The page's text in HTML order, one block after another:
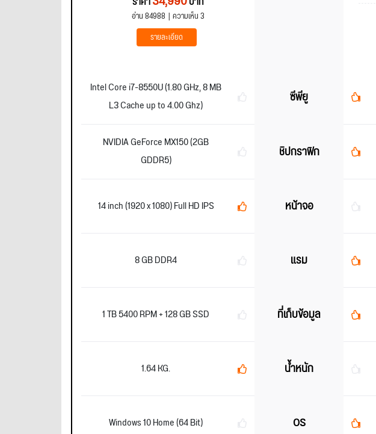
อ่าน 84988 ความเห็น 3
รายละเอียด
ซีพียู
Intel Core i7-8550U (1.80 GHz, 8 MB
L3 Cache up to 4.00 Ghz)
ชิปกราฟิก
NVIDIA GeForce MX150 (2GB
GDDR5)
หน้าจอ
14 inch (1920 x 1080) Full HD IPS
แรม
8 GB DDR4
ที่เก็บข้อมูล
1 TB 5400 RPM + 128 GB SSD
น้ำหนัก
1.64 KG.
OS
Windows 10 Home (64 Bit)